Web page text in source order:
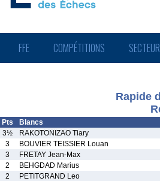
FFE COMPÉTITIONS
Rapide
Pts
Blancs
3½
RAKOTONIZAO Tiary
3
BOUVIER TEISSIER Louan
3
FRETAY Jean-Max
2
BEHGDAD Marius
2
PETITGRAND Leo